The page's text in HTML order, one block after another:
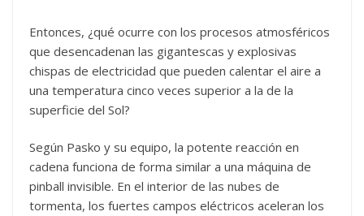
Entonces, ¿qué ocurre con los procesos atmosféricos
que desencadenan las gigantescas y explosivas
chispas de electricidad que pueden calentar el aire a
una temperatura cinco veces superior a la de la
superficie del Sol?
Según Pasko y su equipo, la potente reacción en
cadena funciona de forma similar a una máquina de
pinball invisible. En el interior de las nubes de
tormenta, los fuertes campos eléctricos aceleran los